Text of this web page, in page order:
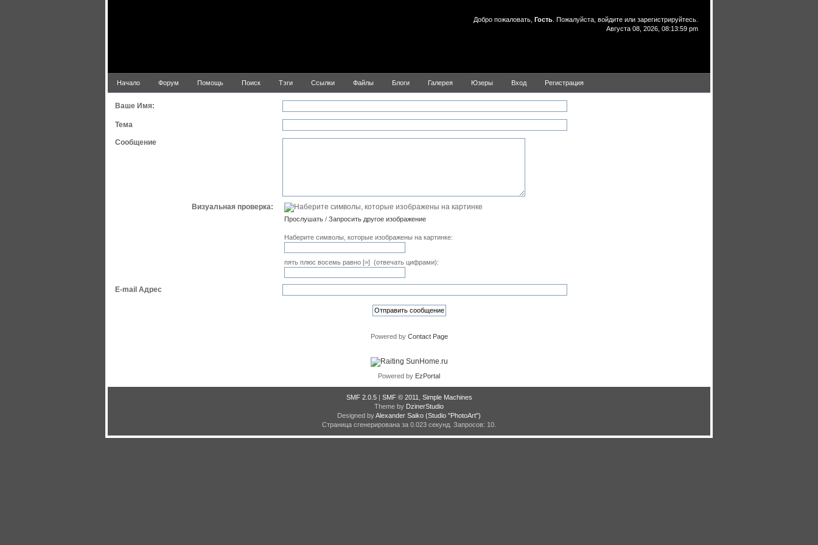
Добро пожаловать, Гость . Пожалуйста, войдите или зарегистрируйтесь
Августа 08, 2026, 08:13:59 pm
Начало Форум Помощь Поиск Тэги Ссылки Файлы Блоги Галерея Юзеры Вход Регистрация
Ваше Имя:
Тема
Сообщение
Визуальная проверка:
Прослушать /Запросить другое изображение
Наберите символы, которые изображены на картинке:
пять плюс восемь равно [=] (отвечать цифрами):
E-mail Адрес
Powered by Contact Page
Powered by EzPortal
SMF 2.0.5| SMF © 2011
Simple Machines
Theme by DzinerStudio
Designed byAlexander Saiko (Studio "PhotoArt")
Страница сгенерирована за 0.023 секунд. Запросов: 10.